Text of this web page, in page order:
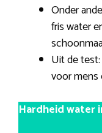
Onder
fris water
Uit de
voor mens
Hardheid water